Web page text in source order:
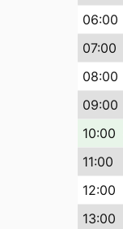
06:00
07:00
08:00
09:00
10:00
11:00
12:00
13:00